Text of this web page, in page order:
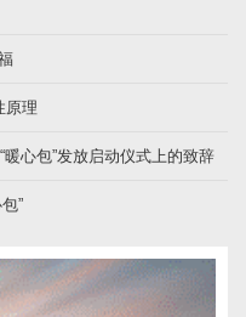
原理
心包”发放启动仪式上的致辞
”